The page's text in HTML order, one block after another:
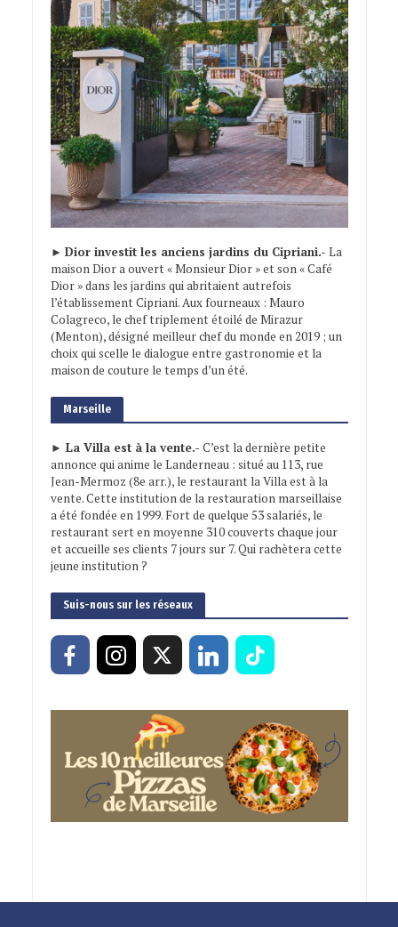
► Dior investit les anciens jardins du Cipriani.- La
maison Dior a ouvert « Monsieur Dior » et son « Café
Dior » dans les jardins qui abritaient autrefois
l’établissement Cipriani. Aux fourneaux : Mauro
Colagreco, le chef triplement étoilé de Mirazur
(Menton), désigné meilleur chef du monde en 2019 ; un
choix qui scelle le dialogue entre gastronomie et la
maison de couture le temps d’un été.
Marseille
► La Villa est à la vente.- C’est la dernière petite
annonce qui anime le Landerneau : situé au 113, rue
Jean-Mermoz (8e arr.), le restaurant la Villa est à la
vente. Cette institution de la restauration marseillaise
a été fondée en 1999. Fort de quelque 53 salariés, le
restaurant sert en moyenne 310 couverts chaque jour
et accueille ses clients 7 jours sur 7. Qui rachètera cette
jeune institution ?
Suis-nous sur les réseaux